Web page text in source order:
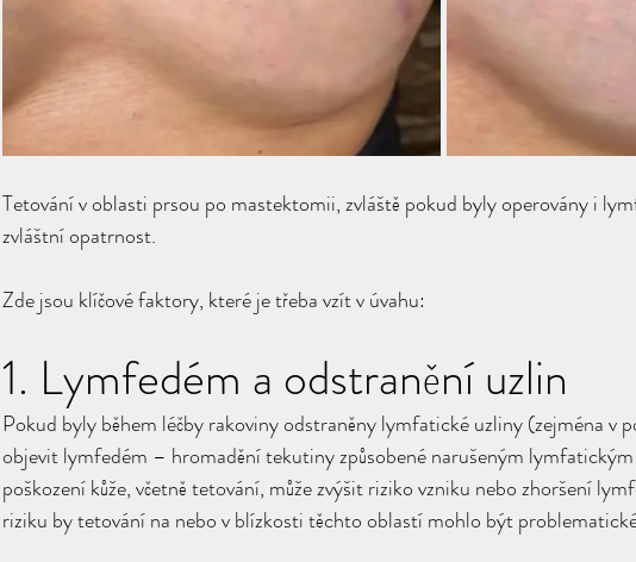
Tetování v oblasti prsou po mastektomii, zvláště pokud byly operovány i
zvláštní opatrnost.
Zde jsou klíčové faktory, které je třeba vzít v úvahu:
1. Lymfedém a odstranění uzlin
Pokud byly během léčby rakoviny odstraněny lymfatické uzliny (zejména v
objevit lymfedém – hromadění tekutiny způsobené narušeným
poškození kůže, včetně tetování, může zvýšit riziko vzniku nebo zhoršení
riziku by tetování na nebo v blízkosti těchto oblastí mohlo být